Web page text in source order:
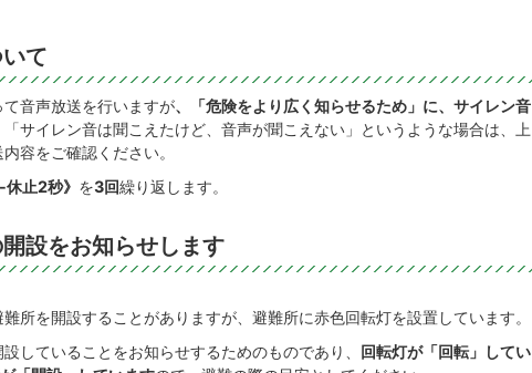
て
音声放送を行いますが、「危険をより広く知らせるため」に、サイレン音
「サイレン音は聞こえたけど、音声が聞こえない」というような場合は、上
容をご確認ください。
休止2秒》 を3回繰り返します。
設をお知らせします
所を開設することがありますが、避難所に赤色回転灯を設置しています。
していることをお知らせするためのものであり、 回転灯が「回転」してい